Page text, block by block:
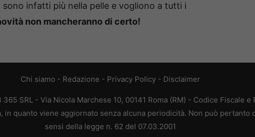
infatti più nella pelle e vogliono a tutti i
non mancheranno di certo!
Chi siamo - Redazione - Privacy Policy - Disclaimer
SRL - Via Nicola Marchese 10, 00141 Roma (RM) - Codice Fiscale e
quanto viene aggiornato senza alcuna periodicità. Non può
sensi della legge n. 62 del 07.03.2001